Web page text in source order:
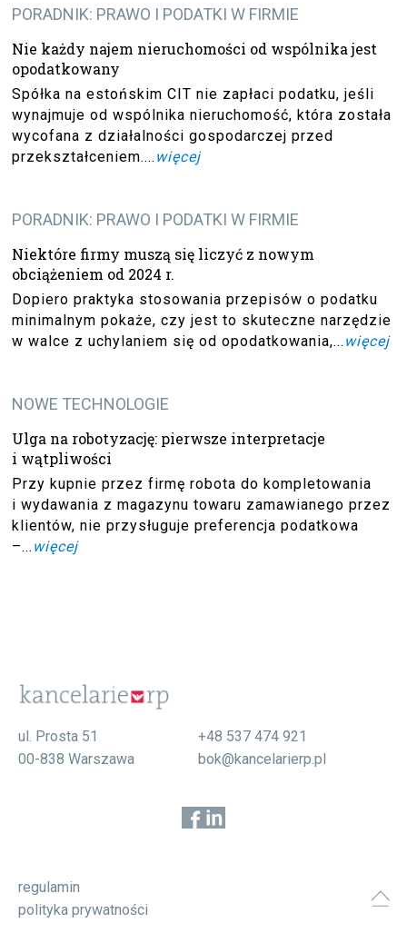
PORADNIK: PRAWO I PODATKI W FIRMIE
Nie każdy najem nieruchomości od wspólnika jest
opodatkowany
Spółka na estońskim CIT nie zapłaci podatku, jeśli
wynajmuje od wspólnika nieruchomość, która została
wycofana z działalności gospodarczej przed
przekształceniem.... więcej
PORADNIK: PRAWO I PODATKI W FIRMIE
Niektóre firmy muszą się liczyć z nowym
obciążeniem od 2024 r.
Dopiero praktyka stosowania przepisów o podatku
minimalnym pokaże, czy jest to skuteczne narzędzie
w walce z uchylaniem się od opodatkowania,... więcej
NOWE TECHNOLOGIE
Ulga na robotyzację: pierwsze interpretacje
i wątpliwości
Przy kupnie przez firmę robota do kompletowania
i wydawania z magazynu towaru zamawianego przez
klientów, nie przysługuje preferencja podatkowa
–... więcej
ul. Prosta 51
00-838 Warszawa
+48 537 474 921
bok@kancelarierp.pl
regulamin
polityka prywatności